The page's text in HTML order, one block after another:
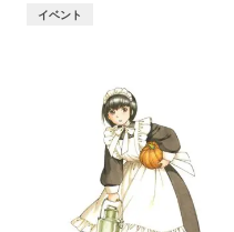
イベント